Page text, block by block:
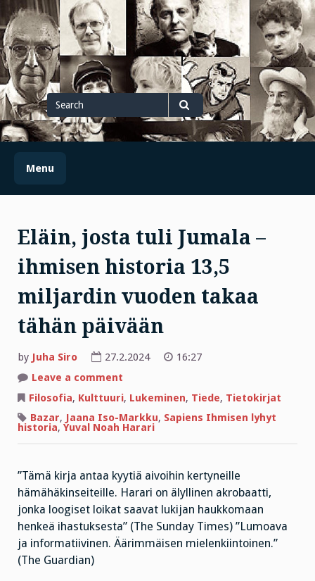
Skip
to
content
Search
for
Search
Menu
Eläin, josta tuli Jumala –
ihmisen historia 13,5
miljardin vuoden takaa
tähän päivään
by Juha Siro 27.2.2024
16:27
Leave a comment
josta
tuli
Jumala
–
vuoden
takaa
tähän
päivään
Filosofia, Kulttuuri, Lukeminen, Tiede, Tietokirjat
Bazar, Jaana Iso-Markku, Sapiens Ihmisen lyhyt
historia, Yuval Noah Harari
”Tämä kirja antaa kyytiä aivoihin kertyneille
hämähäkinseiteille. Harari on älyllinen akrobaatti,
jonka loogiset loikat saavat lukijan haukkomaan
henkeä ihastuksesta” (The Sunday Times) ”Lumoava
ja informatiivinen. Äärimmäisen mielenkiintoinen.”
(The Guardian)